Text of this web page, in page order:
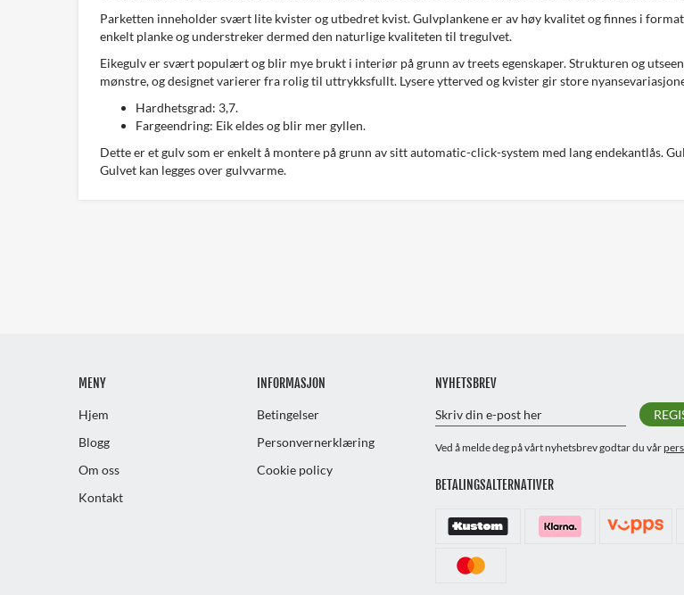
Parketten inneholder svært lite kvister og utbedret kvist. Gulvplankene er av høy kvalitet og finnes i
enkelt planke og understreker dermed den naturlige kvaliteten til tregulvet.
Eikegulv er svært populært og blir mye brukt i interiør på grunn av treets egenskaper. Strukturen og
mønstre, og designet varierer fra rolig til uttrykksfullt. Lysere ytterved og kvister gir store
Hardhetsgrad: 3,7.
Fargeendring: Eik eldes og blir mer gyllen.
Dette er et gulv som er enkelt å montere på grunn av sitt automatic-click-system med lang endekantlås.
Gulvet kan legges over gulvvarme.
MENY
Hjem
Blogg
Om oss
Kontakt
INFORMASJON
Betingelser
Personvernerklæring
Cookie policy
NYHETSBREV
Ved å melde deg på vårt nyhetsbrev godtar du vår
BETALINGSALTERNATIVER